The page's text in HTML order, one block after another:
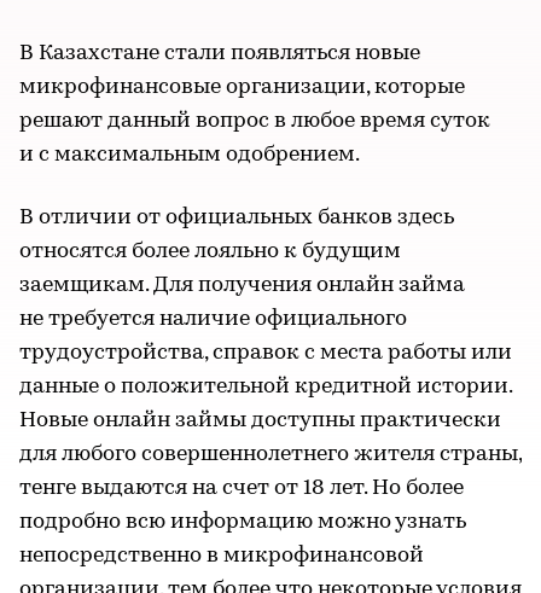
В Казахстане стали появляться новые
микрофинансовые организации, которые
решают данный вопрос в любое время суток
и с максимальным одобрением.
В отличии от официальных банков здесь
относятся более лояльно к будущим
заемщикам. Для получения онлайн займа
не требуется наличие официального
трудоустройства, справок с места работы или
данные о положительной кредитной истории.
Новые онлайн займы доступны практически
для любого совершеннолетнего жителя страны,
тенге выдаются на счет от 18 лет. Но более
подробно всю информацию можно узнать
непосредственно в микрофинансовой